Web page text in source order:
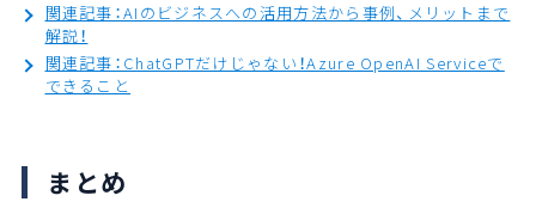
関連記事：AIのビジネスへの活用方法から事例、メリットまで
解説！
関連記事：ChatGPTだけじゃない！Azure OpenAI Serviceで
できること
まとめ